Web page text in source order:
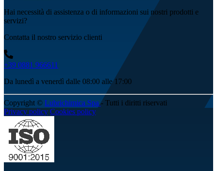
Hai necessità di assistenza o di informazioni sui nostri prodotti e
servizi?
Contatta il nostro servizio clienti
+39 0881 966611
Da lunedì a venerdì dalle 08:00 alle 17:00
Copyright © Lubrichimica Spa- Tutti i diritti riservati
Privacy policy Cookies policy